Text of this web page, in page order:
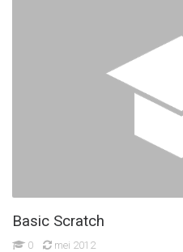
Basic Scratch
0 mei 2012